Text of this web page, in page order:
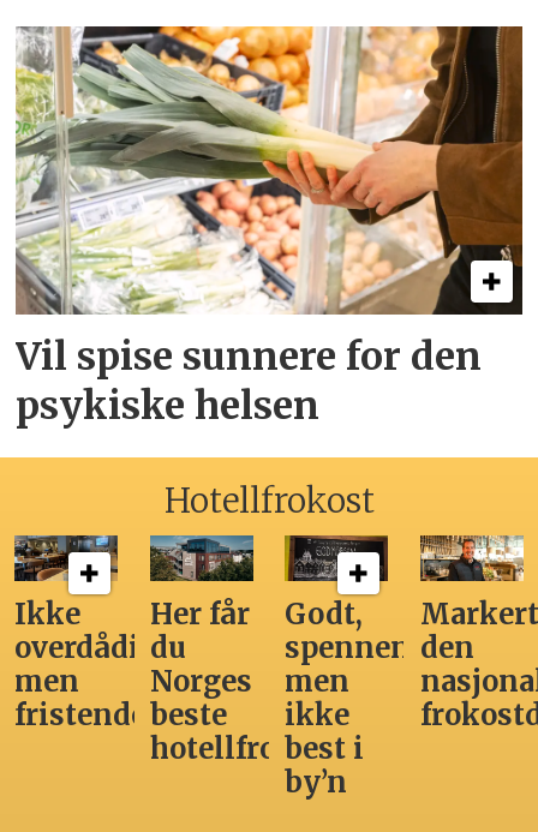
Vil spise sunnere for den
psykiske helsen
Hotellfrokost
Ikke
overdådig,
men
fristende
Her får
du
Norges
beste
hotellfrokost
Godt,
spennende,
men
ikke
best i
by’n
den